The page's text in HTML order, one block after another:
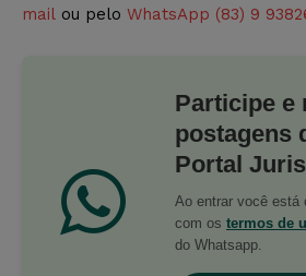
mail ou pelo WhatsApp (83) 9
Participe e
postagens
Portal
Ao entrar você está
com os termos de
do Whatsapp.